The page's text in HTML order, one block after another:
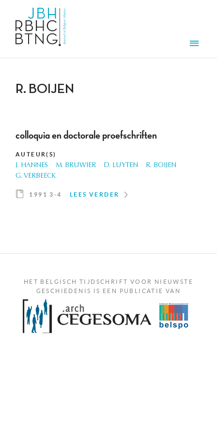
R. BOIJEN
colloquia en doctorale proefschriften
AUTEUR(S)
J. HANNES M. BRUWIER D. LUYTEN
R. BOIJEN
G. VERBEECK
1991 3-4 LEES VERDER
HET BELGISCH TIJDSCHRIFT VOOR NIEUWSTE
GESCHIEDENIS IS EEN PUBLICATIE VAN